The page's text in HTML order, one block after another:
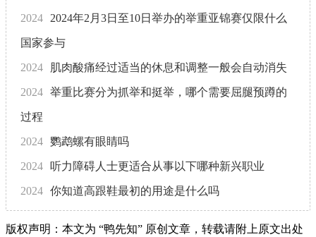
2024 2024年2月3日至10日举办的举重亚锦赛仅限什么
国家参与
2024 肌肉酸痛经过适当的休息和调整一般会自动消失
2024 举重比赛分为抓举和挺举，哪个需要屈腿预蹲的
过程
2024 鹦鹉螺有眼睛吗
2024 听力障碍人士更适合从事以下哪种新兴职业
2024 你知道高跟鞋最初的用途是什么吗
版权声明：本文为 “鸭先知” 原创文章，转载请附上原文出处